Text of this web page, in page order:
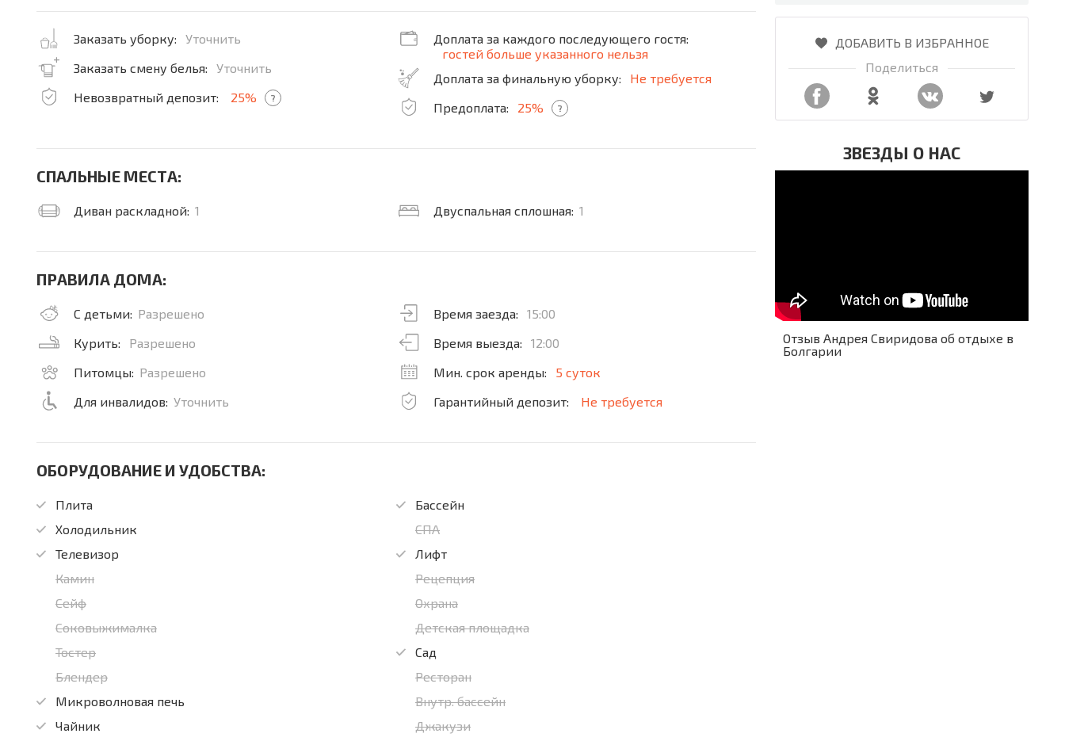
ДОБАВИТЬ В ИЗБРАННОЕ
Поделиться
ЗВЕЗДЫ О НАС
Отзыв Андрея Свиридова об отдыхе в
Болгарии
Заказать уборку:
Уточнить
Заказать смену белья:
Уточнить
Невозвратный депозит:
25% ?
Доплата за каждого последующего гостя:
гостей больше указанного нельзя
Доплата за финальную уборку:
Не требуется
Предоплата:
25% ?
СПАЛЬНЫЕ МЕСТА:
Диван раскладной: 1 Двуспальная сплошная: 1
ПРАВИЛА ДОМА:
С детьми: Разрешено
Курить:
Разрешено
Питомцы: Разрешено
Для инвалидов: Уточнить
Время заезда:
15:00
Время выезда:
12:00
Мин. срок аренды:
5 суток
Гарантийный депозит:
Не требуется
ОБОРУДОВАНИЕ И УДОБСТВА:
Плита
Холодильник
Телевизор
Камин
Сейф
Соковыжималка
Тостер
Блендер
Микроволновая печь
Чайник
Бассейн
СПА
Лифт
Рецепция
Охрана
Детская площадка
Сад
Ресторан
Внутр. бассейн
Джакузи